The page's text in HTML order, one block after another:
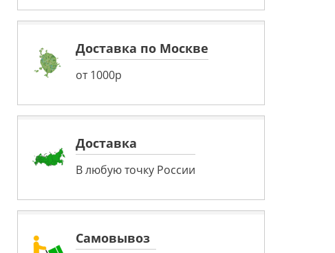
Доставка по Москве
от 1000р
Доставка
В любую точку России
Самовывоз